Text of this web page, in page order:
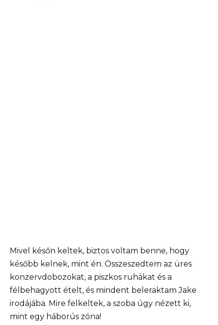
Mivel későn keltek, biztos voltam benne, hogy
később kelnek, mint én. Összeszedtem az üres
konzervdobozokat, a piszkos ruhákat és a
félbehagyott ételt, és mindent beleraktam Jake
irodájába. Mire felkeltek, a szoba úgy nézett ki,
mint egy háborús zóna!